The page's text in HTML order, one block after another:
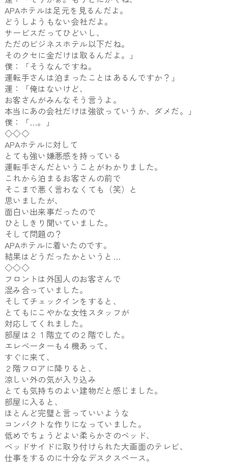
APAホテルは足元を見るんだよ。
どうしようもない会社だよ。
サービスだってひどいし、
ただのビジネスホテル以下だね。
そのクセに金だけは取るんだよ。」
僕：「そうなんですね。
運転手さんは泊まったことはあるんですか？」
運：「俺はないけど、
お客さんがみんなそう言うよ。
本当にあの会社だけは強欲っていうか、ダメだ。」
僕：「…。」
◇◇◇
APAホテルに対して
とても強い嫌悪感を持っている
運転手さんだということがわかりました。
これから泊まるお客さんの前で
そこまで悪く言わなくても（笑）と
思いましたが、
面白い出来事だったので
ひとしきり聞いていました。
そして問題の？
APAホテルに着いたのです。
結果はどうだったかというと…
◇◇◇
フロントは外国人のお客さんで
混み合っていました。
そしてチェックインをすると、
とてもにこやかな女性スタッフが
対応してくれました。
部屋は２１階立ての２階でした。
エレベーターも４機あって、
すぐに来て、
２階フロアに降りると、
涼しい外の気が入り込み
とても気持ちのよい建物だと感じました。
部屋に入ると、
ほとんど完璧と言っていいような
コンパクトな作りになっていました。
低めでちょうどよい柔らかさのベッド、
ベッドサイドに取り付けられた大画面のテレビ、
仕事をするのに十分なデスクスペース。